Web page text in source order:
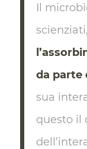
Il
scienziati,
da parte
sua
questo il